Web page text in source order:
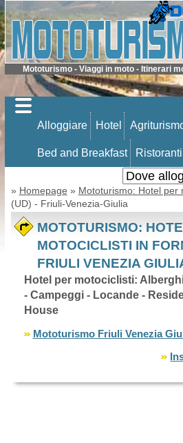
Mototurismo - Viaggi in moto - Itinerari
Alloggiare Hotel
Bed and Breakfast Ristoranti
» Homepage » Mototurismo: Hotel per
(UD) - Friuli-Venezia-Giulia
MOTOTURISMO:
MOTOCICLISTI IN
FRIULI VENEZIA
Hotel per motociclisti:
- Campeggi - Locande -
House
Mototurismo Friuli Venezia